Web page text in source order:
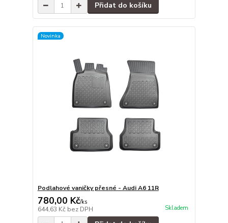
Přidat do košíku
Novinka
Podlahové vaničky přesné - Audi A6 11R
780,00 Kč/ks
644,63 Kč bez DPH Skladem